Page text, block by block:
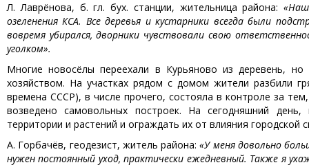
Л. Лаврёнова, б. гл. бух. станции, жительница района:
озеленения КСА. Все деревья и кустарники всегда были
вовремя убирался, дворники чувствовали свою
уголком».
Многие новосёлы переехали в Курьяново из деревень,
хозяйством. На участках рядом с домом жители разбили
времена СССР), в числе прочего, состояла в контроле за
возведено самовольных построек. На сегодняшний
территории и растений и ограждать их от влияния городской
А. Горбачёв, геодезист, житель района:«У меня довольно
нужен постоянный уход, практически ежедневный. Также я